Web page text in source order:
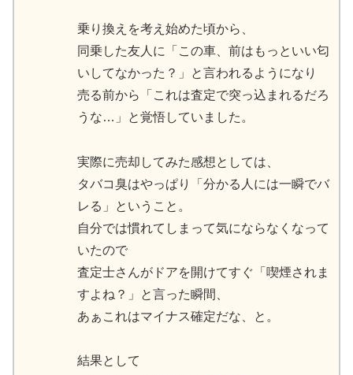
乗り換えを考え始めた頃から、
同乗した友人に「この車、前はもっといい匂
いしてなかった？」と言われるようになり
売る前から「これは査定で突っ込まれるだろ
うな…」と覚悟していました。
実際に売却してみた感想としては、
タバコ臭はやっぱり「分かる人には一瞬でバ
レる」ということ。
自分では慣れてしまって気にならなくなって
いたので
査定士さんがドアを開けてすぐ「喫煙されま
すよね？」と言った瞬間、
あぁこれはマイナス確定だな、と。
結果として